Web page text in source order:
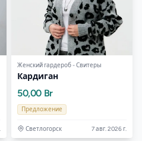
Женский гардероб - Свитеры
Кардиган
50,00 Br
Предложение
Светлогорск 7 авг. 2026 г.